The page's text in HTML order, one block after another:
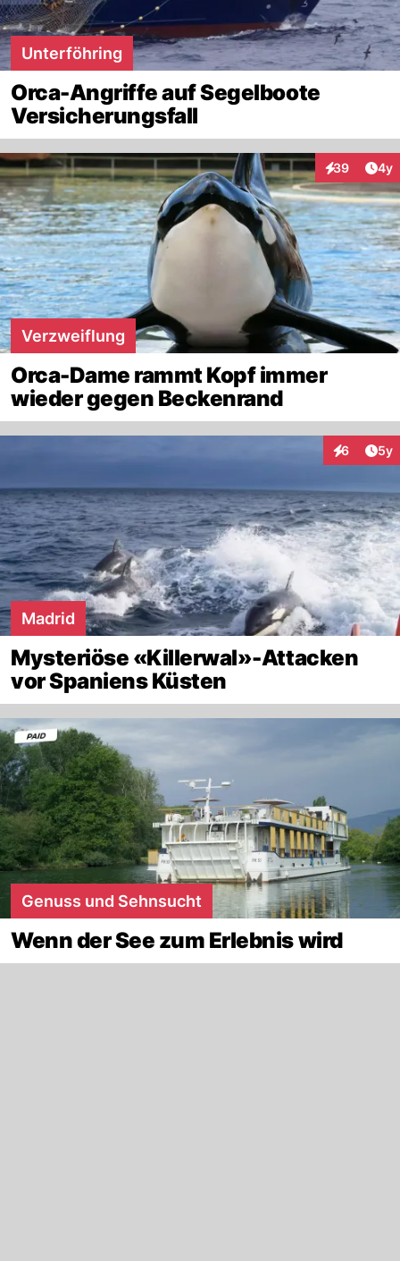
Unterföhring
Orca-Angriffe auf Segelboote
Versicherungsfall
39
Interaktionen
4y
Verzweiflung
Orca-Dame rammt Kopf immer
wieder gegen Beckenrand
6 5y
Madrid
Mysteriöse «Killerwal»-Attacken
vor Spaniens Küsten
Genuss und Sehnsucht
Wenn der See zum Erlebnis wird